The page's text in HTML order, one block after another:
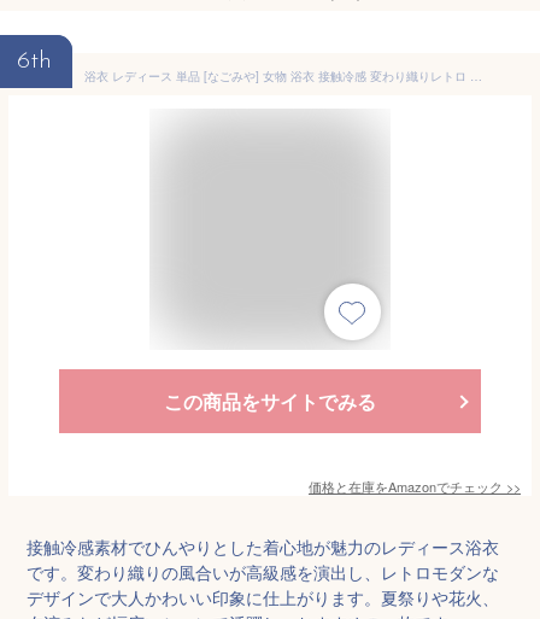
6th
浴衣 レディース 単品 [なごみや] 女物 浴衣 接触冷感 変わり織りレトロ モダン かわいい 高見え 夏祭り 夕涼み 花火 レディース Free Size 花筏_青
この商品をサイトでみる
価格と在庫をAmazonでチェック >>
接触冷感素材でひんやりとした着心地が魅力のレディース浴衣
です。変わり織りの風合いが高級感を演出し、レトロモダンな
デザインで大人かわいい印象に仕上がります。夏祭りや花火、